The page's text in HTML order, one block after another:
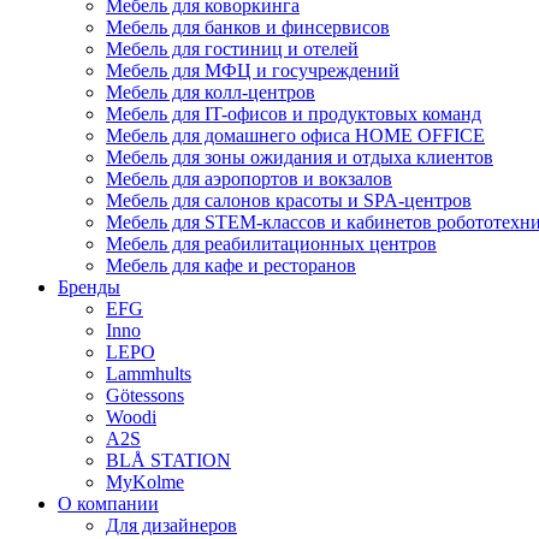
Мебель для коворкинга
Мебель для банков и финсервисов
Мебель для гостиниц и отелей
Мебель для МФЦ и госучреждений
Мебель для колл-центров
Мебель для IT-офисов и продуктовых команд
Мебель для домашнего офиса HOME OFFICE
Мебель для зоны ожидания и отдыха клиентов
Мебель для аэропортов и вокзалов
Мебель для салонов красоты и SPA-центров
Мебель для STEM-классов и кабинетов
Мебель для реабилитационных центров
Мебель для кафе и ресторанов
Бренды
EFG
Inno
LEPO
Lammhults
Götessons
Woodi
A2S
BLÅ STATION
MyKolme
О компании
Для дизайнеров